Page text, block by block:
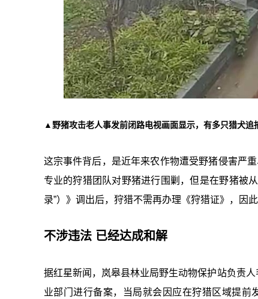
▲野猪攻击老人事发前闭路电视画面显示，有多只猎犬追
这宗事件背后，是近年来农作物遭受野猪侵害严
专业的狩猎团队对野猪进行围剿，但是在野猪被
录”）》调出后，狩猎不需再办理《狩猎证》，因
不涉违法 已经达成和解
据红星新闻，岚皋县林业局野生动物保护站负责
业部门进行备案，当局就会因应在狩猎区域提